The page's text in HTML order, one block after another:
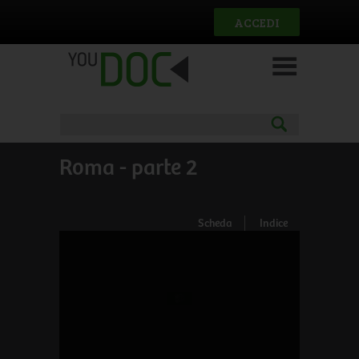
ACCEDI
Roma - parte 2
Scheda Indice